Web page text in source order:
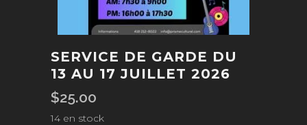
SERVICE DE GARDE DU
13 AU 17 JUILLET 2026
$25.00
14 en stock